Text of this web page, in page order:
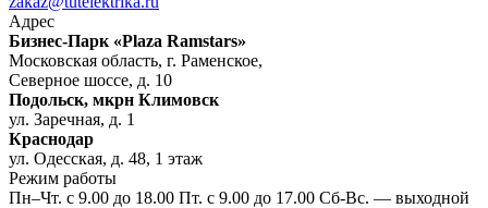
Адрес
Бизнес-Парк «Plaza Ramstars»
Московская область, г. Раменское,
Северное шоссе, д. 10
Подольск, мкрн Климовск
ул. Заречная, д. 1
Краснодар
ул. Одесская, д. 48, 1 этаж
Режим работы
Пн–Чт. с 9.00 до 18.00 Пт. с 9.00 до 17.00 Сб-Вс. — выходной